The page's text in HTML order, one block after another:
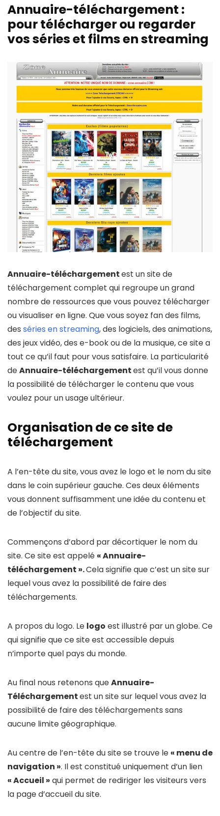
Annuaire-téléchargement :
pour télécharger ou regarder
vos séries et films en streaming
Annuaire-téléchargementest un site de
téléchargement complet qui regroupe un grand
nombre de ressources que vous pouvez télécharger
ou visualiser en ligne. Que vous soyez fan des films,
des séries en streaming, des logiciels, des animations,
des jeux vidéo, des e-book ou de la musique, ce site a
tout ce qu’il faut pour vous satisfaire. La particularité
deAnnuaire-téléchargementest qu’il vous donne
la possibilité de télécharger le contenu que vous
voulez pour un usage ultérieur.
Organisation de ce site de
téléchargement
A l’en-tête du site, vous avez le logo et le nom du site
dans le coin supérieur gauche. Ces deux éléments
vous donnent suffisamment une idée du contenu et
de l’objectif du site.
Commençons d’abord par décortiquer le nom du
site. Ce site est appelé « Annuaire-
téléchargement ».Cela signifie que c’est un site sur
lequel vous avez la possibilité de faire des
téléchargements.
A propos du logo. Le logo est illustré par un globe. Ce
qui signifie que ce site est accessible depuis
n’importe quel pays du monde.
Au final nous retenons queAnnuaire-
Téléchargementest un site sur lequel vous avez la
possibilité de faire des téléchargements sans
aucune limite géographique.
Au centre de l’en-tête du site se trouve le « menu de
navigation ». Il est constitué uniquement d’un lien
« Accueil » qui permet de rediriger les visiteurs vers
la page d’accueil du site.